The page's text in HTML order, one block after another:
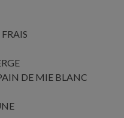
DE MIE BLANC